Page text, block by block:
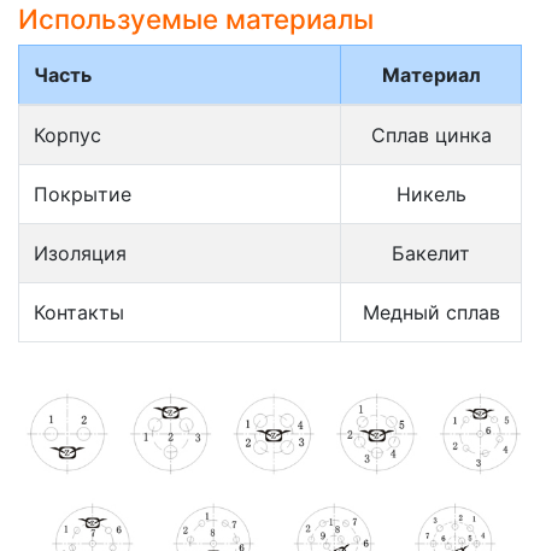
Используемые материалы
Часть Материал
Корпус Сплав цинка
Покрытие Никель
Изоляция Бакелит
Контакты Медный сплав